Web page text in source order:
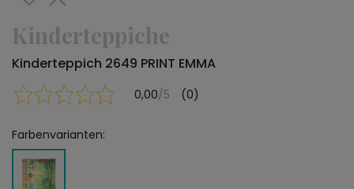
Kinderteppiche
Kinderteppich 2649 PRINT EMMA
0,00/5 (0)
Farbenvarianten: